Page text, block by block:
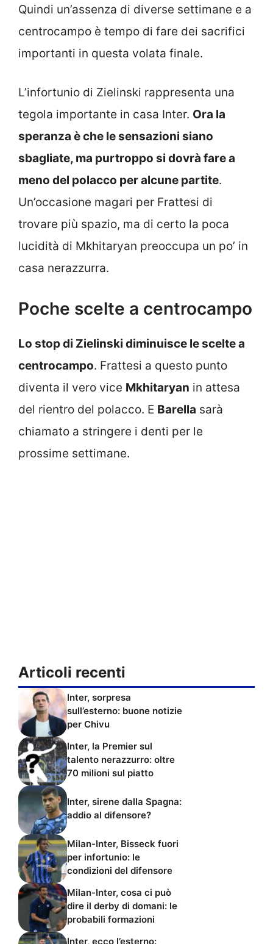
Quindi un’assenza di diverse settimane e a
centrocampo è tempo di fare dei sacrifici
importanti in questa volata finale.
L’infortunio di Zielinski rappresenta una
tegola importante in casa Inter. Ora la
speranza è che le sensazioni siano
sbagliate, ma purtroppo si dovrà fare a
meno del polacco per alcune partite.
Un’occasione magari per Frattesi di
trovare più spazio, ma di certo la poca
lucidità di Mkhitaryan preoccupa un po’ in
casa nerazzurra.
Poche scelte a centrocampo
Lo stop di Zielinski diminuisce le scelte a
centrocampo. Frattesi a questo punto
diventa il vero vice Mkhitaryan in attesa
del rientro del polacco. E Barella sarà
chiamato a stringere i denti per le
prossime settimane.
Articoli recenti
Inter, sorpresa
sull’esterno: buone notizie
per Chivu
Inter, la Premier sul
talento nerazzurro: oltre
70 milioni sul piatto
Inter, sirene dalla Spagna:
addio al difensore?
Milan-Inter, Bisseck fuori
per infortunio: le
condizioni del difensore
Milan-Inter, cosa ci può
dire il derby di domani: le
probabili formazioni
Inter, ecco l’esterno: